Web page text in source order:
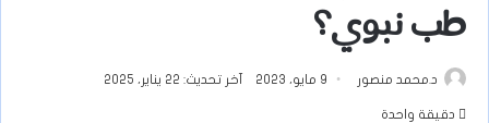
طب نبوي؟
د.محمد منصور 9 مايو، 2023 آخر تحديث: 22 يناير، 2025
دقيقة واحدة